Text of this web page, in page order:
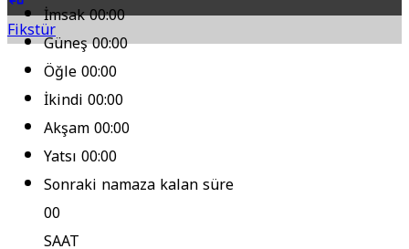
Fikstür
İmsak00:00
Güneş00:00
Öğle00:00
İkindi00:00
Akşam00:00
Yatsı00:00
Sonraki namaza kalan süre
00
SAAT